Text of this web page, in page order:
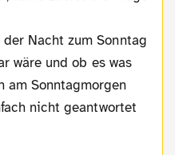
Nacht zum Sonntag
wäre und ob es was
am Sonntagmorgen
nicht geantwortet